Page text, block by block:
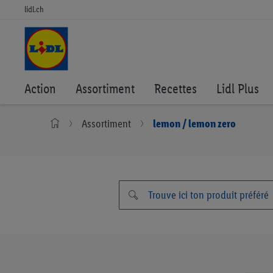
lidl.ch
Action Assortiment Recettes Lidl Plus
Assortiment lemon / lemon zero